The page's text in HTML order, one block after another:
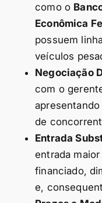
como o
Econômica
possuem
veículos
Negociação
com o
de
Entrada
entrada
financiado,
e,